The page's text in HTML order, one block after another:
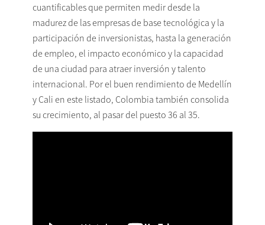
cuantificables que permiten medir desde la
madurez de las empresas de base tecnológica y la
participación de inversionistas, hasta la generación
de empleo, el impacto económico y la capacidad
de una ciudad para atraer inversión y talento
internacional. Por el buen rendimiento de Medellín
y Cali en este listado, Colombia también consolida
su crecimiento, al pasar del puesto 36 al 35.